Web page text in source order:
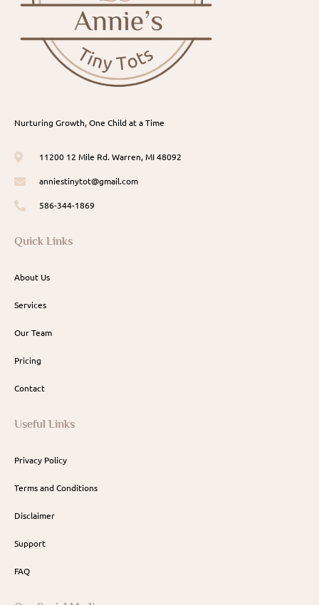
Nurturing Growth, One Child at a Time
11200 12 Mile Rd. Warren, MI 48092
anniestinytot@gmail.com
586-344-1869
Quick Links
About Us
Services
Our Team
Pricing
Contact
Useful Links
Privacy Policy
Terms and Conditions
Disclaimer
Support
FAQ